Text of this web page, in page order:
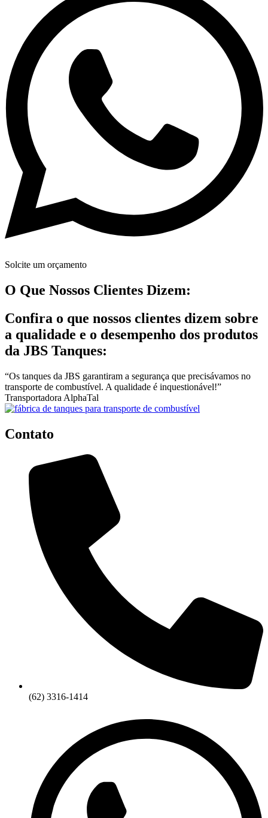
Solcite um orçamento
O Que Nossos Clientes Dizem:
Confira o que nossos clientes dizem sobre
a qualidade e o desempenho dos produtos
da JBS Tanques:
“Os tanques da JBS garantiram a segurança que precisávamos no
transporte de combustível. A qualidade é inquestionável!”
Transportadora AlphaTal
Contato
(62) 3316-1414